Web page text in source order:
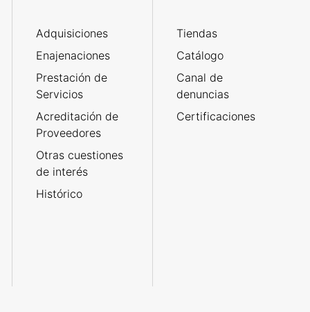
Adquisiciones
Enajenaciones
Prestación de
Servicios
Acreditación de
Proveedores
Otras cuestiones
de interés
Histórico
Tiendas
Catálogo
Canal de
denuncias
Certificaciones